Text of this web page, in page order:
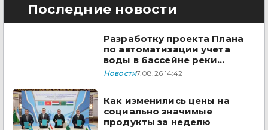
Последние новости
Разработку проекта Плана
по автоматизации учета
воды в бассейне реки
Сырдарья одобрили
Новости7.08.26 14:42
Как изменились цены на
социально значимые
продукты за неделю